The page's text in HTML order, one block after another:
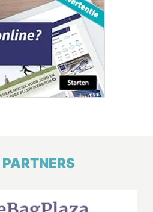
PARTNERS